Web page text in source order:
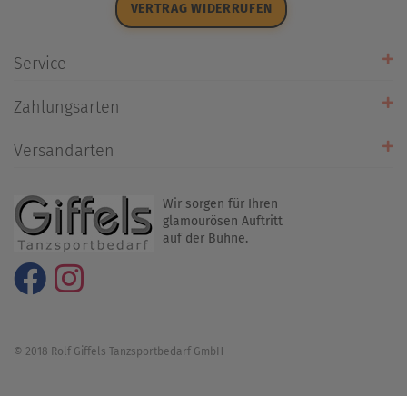
VERTRAG WIDERRUFEN
Service
Rückrufservice
Umtausch/Rücksendung
Zahlungsarten
Versandarten
Wir sorgen für Ihren
glamourösen Auftritt
auf der Bühne.
© 2018 Rolf Giffels Tanzsportbedarf GmbH